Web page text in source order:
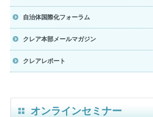
自治体国際化フォーラム
クレア本部メールマガジン
クレアレポート
オンラインセミナー